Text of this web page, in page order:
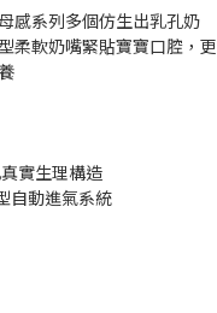
感系列多個仿生出乳孔奶
柔軟奶嘴緊貼寶寶口腔，更
實生理構造
自動進氣系統